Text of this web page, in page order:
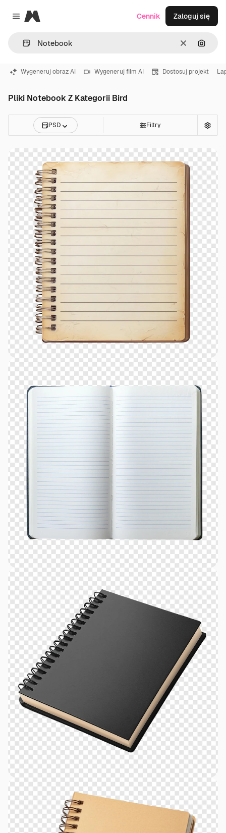
Close menu
Magnific
WyczyśćSzukaj
Cennik Zaloguj się
Wygeneruj obraz AI Wygeneruj film AI Dostosuj projekt
Pliki Notebook Z Kategorii Bird
PSD Filtry